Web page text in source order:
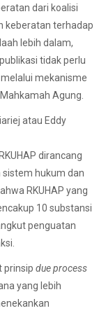
dari koalisi
keberatan terhadap
lebih dalam,
tidak perlu
mekanisme
Agung.
atau Eddy
dirancang
hukum dan
RKUHAP yang
10 substansi
penguatan
prinsip due process
yang lebih